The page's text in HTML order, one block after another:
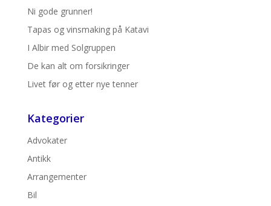
Ni gode grunner!
Tapas og vinsmaking på Katavi
I Albir med Solgruppen
De kan alt om forsikringer
Livet før og etter nye tenner
Kategorier
Advokater
Antikk
Arrangementer
Bil